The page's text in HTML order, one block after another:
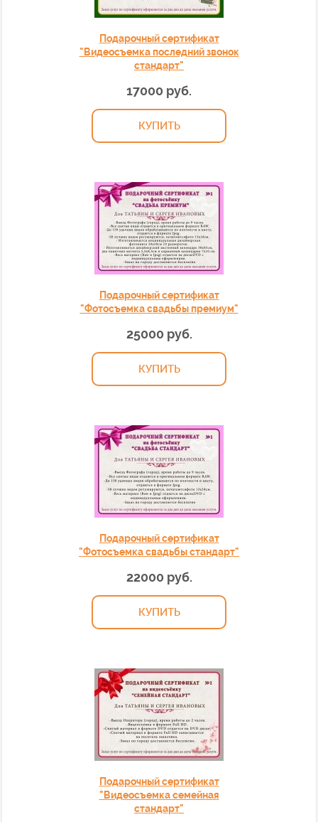
Подарочный сертификат
"Видеосъемка последний звонок
стандарт"
17000 руб.
КУПИТЬ
Подарочный сертификат
"Фотосъемка свадьбы премиум"
25000 руб.
КУПИТЬ
Подарочный сертификат
"Фотосъемка свадьбы стандарт"
22000 руб.
КУПИТЬ
Подарочный сертификат
"Видеосъемка семейная
стандарт"